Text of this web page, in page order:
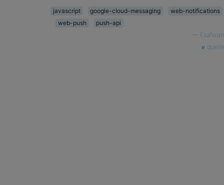
javascript google-cloud-messaging
web-notifications
web-push
push-api
Esafwan
quelle